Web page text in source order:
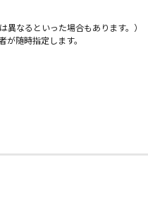
なるといった場合もあります。）
随時指定します。